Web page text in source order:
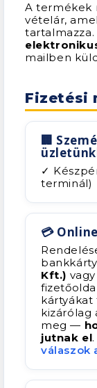
A
vételár,
mailben
Fizetési
🏢
✓
💳
Kft.) vagy
kártyákat
kizárólag
meg —
jutnak el
válaszok